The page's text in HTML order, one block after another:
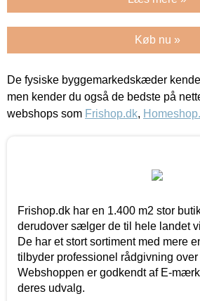
Køb nu »
De fysiske byggemarkedskæder
men kender du også de bedste på
webshops som Frishop.dk,
Frishop.dk har en 1.400 m2 stor
derudover sælger de til hele landet
De har et stort sortiment med mere
tilbyder professionel rådgivning over
Webshoppen er godkendt af E-
deres udvalg.